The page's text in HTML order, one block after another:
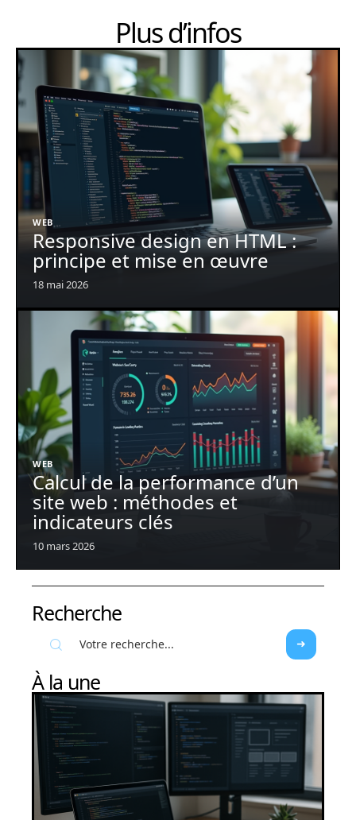
Plus d’infos
WEB
Responsive design en HTML :
principe et mise en œuvre
18 mai 2026
WEB
Calcul de la performance d’un
site web : méthodes et
indicateurs clés
10 mars 2026
Recherche
À la une